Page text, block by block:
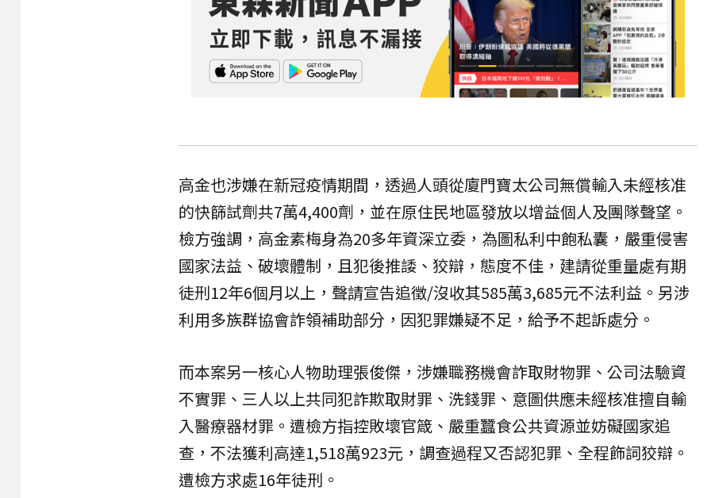
高金也涉嫌在新冠疫情期間，透過人頭從廈門寶太公司無償輸入未經核准
的快篩試劑共7萬4,400劑，並在原住民地區發放以增益個人及團隊聲望。
檢方強調，高金素梅身為20多年資深立委，為圖私利中飽私囊，嚴重侵害
國家法益、破壞體制，且犯後推諉、狡辯，態度不佳，建請從重量處有期
徒刑12年6個月以上，聲請宣告追徵/沒收其585萬3,685元不法利益。另涉
利用多族群協會詐領補助部分，因犯罪嫌疑不足，給予不起訴處分。
而本案另一核心人物助理張俊傑，涉嫌職務機會詐取財物罪、公司法驗資
不實罪、三人以上共同犯詐欺取財罪、洗錢罪、意圖供應未經核准擅自輸
入醫療器材罪。遭檢方指控敗壞官箴、嚴重蠶食公共資源並妨礙國家追
查，不法獲利高達1,518萬923元，調查過程又否認犯罪、全程飾詞狡辯。
遭檢方求處16年徒刑。